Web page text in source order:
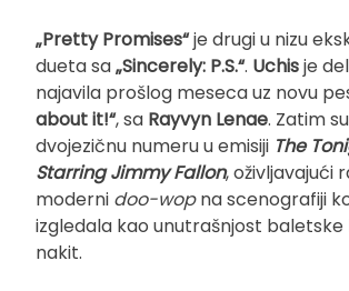
„Pretty Promises“je drugi u nizu
dueta sa„Sincerely: P.S.“. Uchisje
najavila prošlog meseca uz novu
about it!“, sa Rayvyn Lenae. Zatim
dvojezičnu numeru u emisiji The
Starring Jimmy Fallon, oživljavajući
moderni doo-wopna scenografiji
izgledala kao unutrašnjost baletske
nakit.